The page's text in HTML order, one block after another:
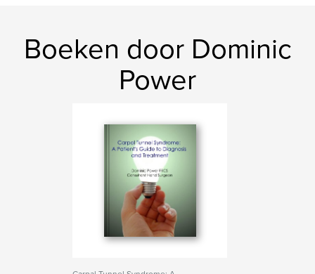
Boeken door Dominic
Power